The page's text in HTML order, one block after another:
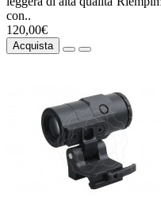
con..
120,00€
Acquista